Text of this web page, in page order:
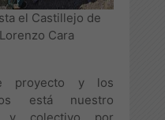
el Castillejo de
Cara
proyecto y los
está nuestro
y colectivo por